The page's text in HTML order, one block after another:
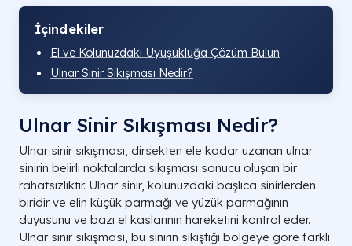
İçindekiler
El ve Kolunuzdaki Uyuşukluğa Çözüm Bulun
Ulnar Sinir Sıkışması Nedir?
Ulnar Sinir Sıkışması Nedir?
Ulnar sinir sıkışması, dirsekten ele kadar uzanan ulnar
sinirin belirli noktalarda sıkışması sonucu oluşan bir
rahatsızlıktır. Ulnar sinir, kolunuzdaki başlıca sinirlerden
biridir ve elin küçük parmağı ve yüzük parmağının
duyusunu ve bazı el kaslarının hareketini kontrol eder.
Ulnar sinir sıkışması, bu sinirin sıkıştığı bölgeye göre farklı